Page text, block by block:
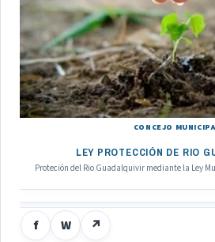
CONCEJO
LEY PROTECCIÓN DE RIO
Proteción del Rio Guadalquivir mediante la Ley
f W ↗